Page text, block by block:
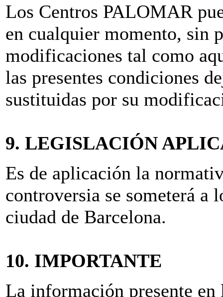
Los Centros PALOMAR
en cualquier momento, sin
modificaciones tal como
las presentes condiciones
sustituidas por su
9. LEGISLACIÓN
Es de aplicación la
controversia se someterá a
ciudad de Barcelona.
10. IMPORTANTE
La información presente